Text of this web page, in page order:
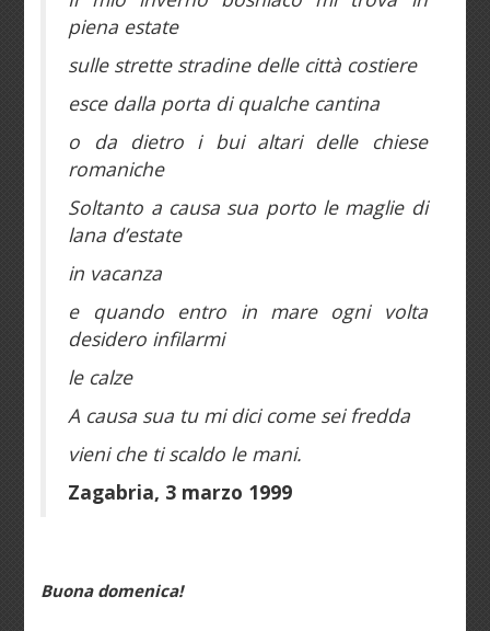
piena estate
sulle strette stradine delle città costiere
esce dalla porta di qualche cantina
o da dietro i bui altari delle chiese
romaniche
Soltanto a causa sua porto le maglie di
lana d’estate
in vacanza
e quando entro in mare ogni volta
desidero infilarmi
le calze
A causa sua tu mi dici come sei fredda
vieni che ti scaldo le mani.
Zagabria, 3 marzo 1999
Buona domenica!